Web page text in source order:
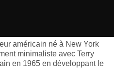
américain né à New York
minimaliste avec Terry
en 1965 en développant le